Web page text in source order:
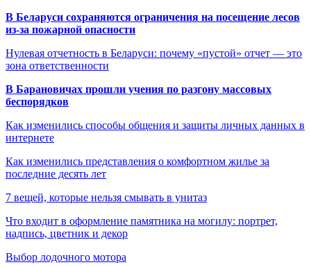
В Беларуси сохраняются ограничения на посещение лесов
из-за пожарной опасности
Нулевая отчетность в Беларуси: почему «пустой» отчет — это
зона ответственности
В Барановичах прошли учения по разгону массовых
беспорядков
Как изменились способы общения и защиты личных данных в
интернете
Как изменились представления о комфортном жилье за
последние десять лет
7 вещей, которые нельзя смывать в унитаз
Что входит в оформление памятника на могилу: портрет,
надпись, цветник и декор
Выбор лодочного мотора